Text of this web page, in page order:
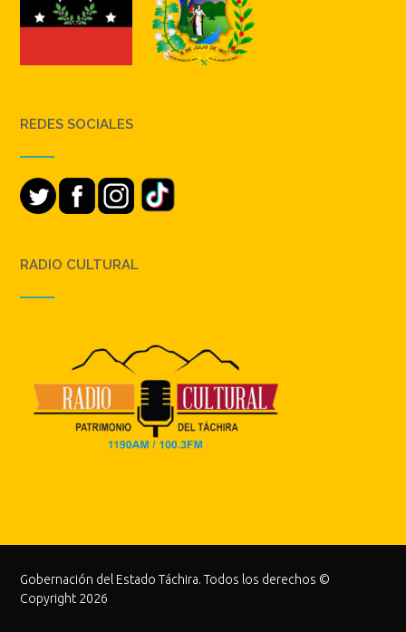
REDES SOCIALES
RADIO CULTURAL
Gobernación del Estado Táchira. Todos los derechos ©
Copyright 2026